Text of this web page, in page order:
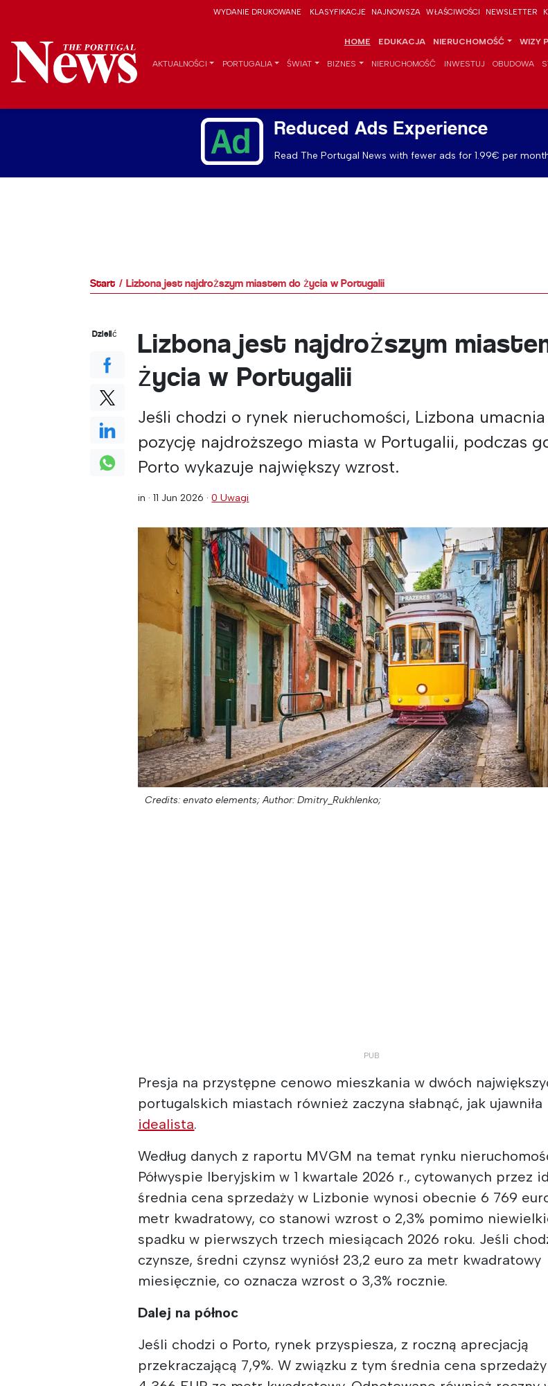
WYDANIE DRUKOWANE KLASYFIKACJE NAJNOWSZA WŁAŚCIWOŚCI NEWSLETTER
HOME EDUKACJA NIERUCHOMOŚĆ WIZY
AKTUALNOŚCI PORTUGALIA ŚWIAT BIZNES NIERUCHOMOŚĆ INWESTUJ OBUDOWA
Reduced Ads Experience
Read The Portugal News with fewer ads for 1.99€ per
Start Lizbona jest najdroższym miastem do życia w Portugalii
Lizbona jest najdroższym
życia w Portugalii
Jeśli chodzi o rynek nieruchomości, Lizbona umacnia
pozycję najdroższego miasta w Portugalii, podczas
Porto wykazuje największy wzrost.
in ·11 Jun 2026 ·0 Uwagi
Credits: envato elements; Author: Dmitry_Rukhlenko;
Presja na przystępne cenowo mieszkania w dwóch
portugalskich miastach również zaczyna słabnąć, jak ujawniła
idealista.
Według danych z raportu MVGM na temat rynku
Półwyspie Iberyjskim w 1 kwartale 2026 r., cytowanych przez
średnia cena sprzedaży w Lizbonie wynosi obecnie 6 769
metr kwadratowy, co stanowi wzrost o 2,3% pomimo
spadku w pierwszych trzech miesiącach 2026 roku. Jeśli
czynsze, średni czynsz wyniósł 23,2 euro za metr kwadratowy
miesięcznie, co oznacza wzrost o 3,3% rocznie.
Dalej na północ
Jeśli chodzi o Porto, rynek przyspiesza, z roczną aprecjacją
przekraczającą 7,9%. W związku z tym średnia cena
Dzielić